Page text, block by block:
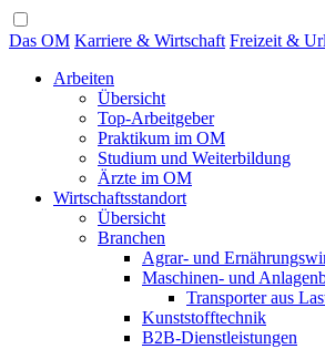
Das OM Karriere & Wirtschaft Freizeit &
Arbeiten
Übersicht
Top-Arbeitgeber
Praktikum im OM
Studium und Weiterbildung
Ärzte im OM
Wirtschaftsstandort
Übersicht
Branchen
Agrar- und
Maschinen- und
Transporter aus
Kunststofftechnik
B2B-Dienstleistungen